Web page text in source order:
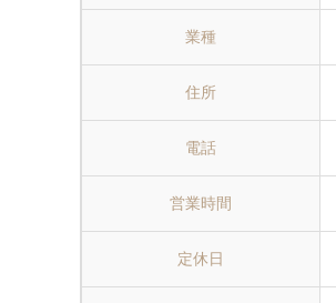
業種
住所
電話
営業時間
定休日